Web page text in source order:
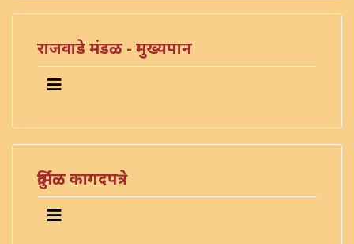
राजवाडे मंडळ - मुख्यपान
दुर्मिळ कागदपत्रे